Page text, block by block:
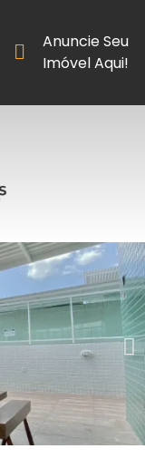
Anuncie Seu
Imóvel Aqui!